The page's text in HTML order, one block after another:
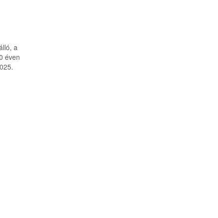
a
éven